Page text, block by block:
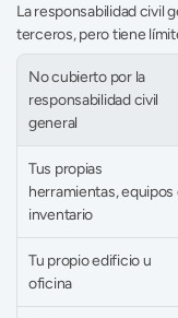
La responsabilidad civil
terceros, pero tiene
No cubierto por la
responsabilidad civil
general
Tus propias
herramientas, equipos
inventario
Tu propio edificio u
oficina